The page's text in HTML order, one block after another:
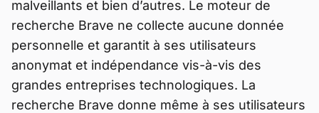
malveillants et bien d’autres. Le moteur de
recherche Brave ne collecte aucune donnée
personnelle et garantit à ses utilisateurs
anonymat et indépendance vis-à-vis des
grandes entreprises technologiques. La
recherche Brave donne même à ses utilisateurs